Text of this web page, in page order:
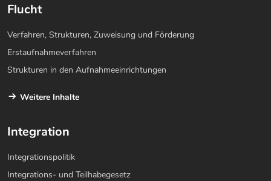
Flucht
Verfahren, Strukturen, Zuweisung und Förderung
Erstaufnahmeverfahren
Strukturen in den Aufnahmeeinrichtungen
Weitere Inhalte
Integration
Integrationspolitik
Integrations- und Teilhabegesetz